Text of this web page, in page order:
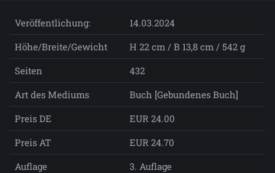
Veröffentlichung:
14.03.2024
Höhe/Breite/Gewicht
H 22 cm / B 13,8 cm / 542 g
Seiten
432
Art des Mediums
Buch [Gebundenes Buch]
Preis DE
EUR 24.00
Preis AT
EUR 24.70
Auflage
3. Auflage